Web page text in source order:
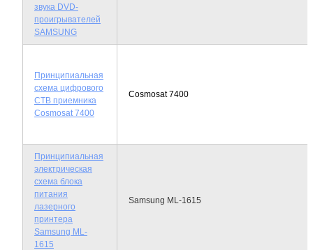
звука DVD-
проигрывателей
SAMSUNG
Принципиальная
схема цифрового
СТВ приемника
Cosmosat 7400
Cosmosat 7400
Принципиальная
электрическая
схема блока
питания
лазерного
принтера
Samsung ML-
1615
Samsung ML-1615